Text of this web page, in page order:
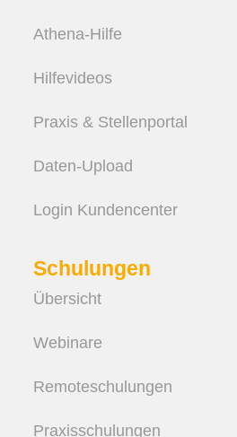
Athena-Hilfe
Hilfevideos
Praxis & Stellenportal
Daten-Upload
Login Kundencenter
Schulungen
Übersicht
Webinare
Remote­schulungen
Praxis­schulungen